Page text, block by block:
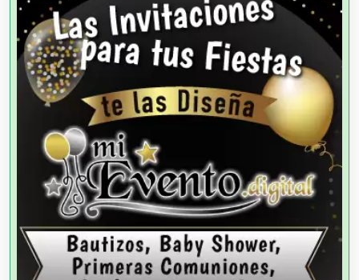
Agencias de Autos
Agencias de Cobranza
Agencias de Colocación
Agencias de Modelos
Agencias de Publicidad